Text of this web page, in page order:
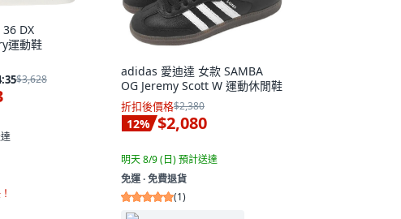
DX
運動鞋
$3,628
adidas 愛迪達 女款 SAMBA
OG Jeremy Scott W 運動休閒鞋
折扣後價格$2,380
12% $2,080
明天 8/9 (日)預計送達
免運 ∙ 免費退貨
(1)